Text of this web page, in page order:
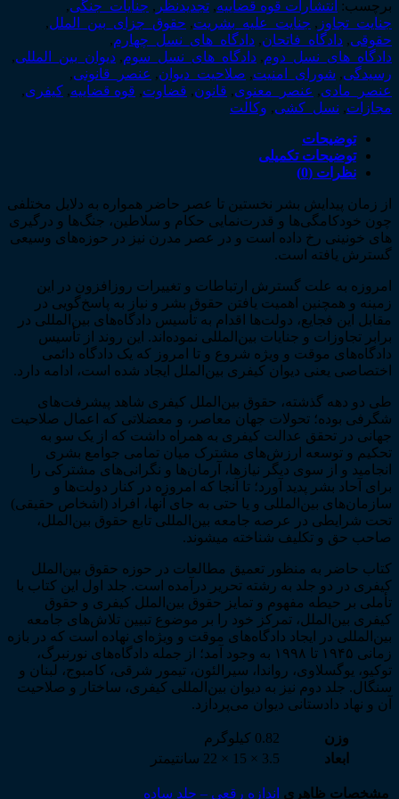
بین‌الملل
کیفری
(تاریخچه،
ساختار
صلاحیت‌های
دیوان
بین‌المللی
کیفری)
-
عدد
برچسب: انتشارات قوه قضاییه, تجدیدنظر , جنایات_جنگی,
جنایت_تجاوز , جنایت_علیه_بشریت, حقوق_جزای_بین_الملل,
حقوقی, دادگاه_فاتحان, دادگاه_های_نسل_چهارم,
دادگاه_های_نسل_دوم, دادگاه_های_نسل_سوم, دیوان_بین_المللی,
رسیدگی, شورای_امنیت, صلاحیت_دیوان, عنصر_قانونی,
عنصر_مادی, عنصر_معنوی, قانون, قضاوت, قوه قضاییه, کیفری,
مجازات, نسل_کشی, وکالت
توضیحات
توضیحات تکمیلی
نظرات (0)
از زمان پیدایش بشر نخستین تا عصر حاضر همواره به دلایل مختلفی
چون خودکامگی­‌ها و قدرت­‌نمایی حکام و سلاطین، جنگ­‌ها و درگیری­‌
های خونینی رخ داده است و در عصر مدرن نیز در حوزه­‌های وسیعی
گسترش یافته است.
امروزه به علت گسترش ارتباطات و تغییرات روزافزون در این
زمینه و همچنین اهمیت یافتن حقوق بشر و نیاز به پاسخ­‌گویی در
مقابل این فجایع، دولت­‌ها اقدام به تأسیس دادگاه­‌های بین‌­المللی در
برابر تجاوزات و جنایات بین‌­المللی نموده‌­اند. این روند از تأسیس
دادگاه­‌های موقت و ویژه شروع و تا امروز که یک دادگاه دائمی
اختصاصی یعنی دیوان کیفری بین‌­الملل ایجاد شده است، ادامه دارد.
طی دو دهه گذشته، حقوق بین‌­الملل کیفری شاهد پیشرفت‌­های
شگرفی بوده؛ تحولات جهان معاصر، و معضلاتی که اعمال صلاحیت
جهانی در تحقق عدالت کیفری به همراه داشت که از یک سو به
تحکیم و توسعه ارزش‌­های مشترک میان تمامی جوامع بشری
انجامید و از سوی دیگر نیازها، آرمان‌­ها و نگرانی­‌های مشترکی را
برای آحاد بشر پدید آورد؛ تا آن­جا که امروزه در کنار دولت‌­ها و
سازمان‌­های بین­‌المللی و یا حتی به جای آن­ها، افراد (اشخاص حقیقی)
تحت شرایطی در عرصه جامعه بین‌­المللی تابع حقوق بین‌­الملل،
صاحب حق و تکلیف شناخته می­شوند.
کتاب حاضر به منظور تعمیق مطالعات در حوزه حقوق بین‌­الملل
کیفری در دو جلد به رشته تحریر درآمده است. جلد اول این کتاب با
تأملی بر حیطه مفهوم و تمایز حقوق بین­‌الملل کیفری و حقوق
کیفری بین‌­الملل، تمرکز خود را بر موضوع تبیین تلاش‌­های جامعه
بین‌­المللی در ایجاد دادگاه‌­های موقت و ویژه­‌ای نهاده است که در بازه
زمانی ۱۹۴۵ تا ۱۹۹۸ به وجود آمد؛ از جمله دادگاه‌­های نورنبرگ،
توکیو، یوگسلاوی، رواندا، سیرالئون، تیمور شرقی، کامبوج، لبنان و
سنگال. جلد دوم نیز به دیوان بین‌­المللی کیفری، ساختار و صلاحیت
آن و نهاد دادستانی دیوان می­‌پردازد.
وزن
0.82 کیلوگرم
ابعاد
3.5 × 15 × 22 سانتیمتر
مشخصات ظاهری اندازه رقعی – جلد ساده